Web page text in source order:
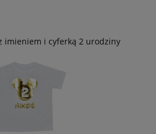
imieniem i cyferką 2 urodziny